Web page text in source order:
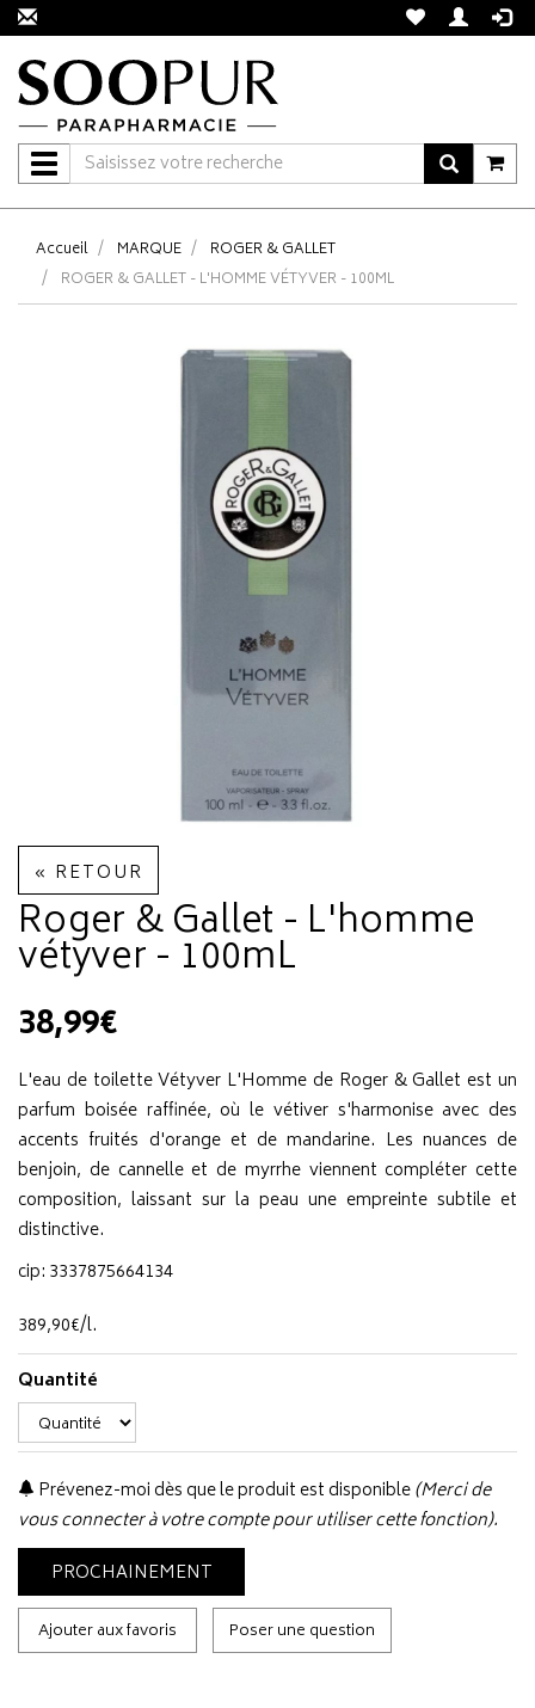
Navigation
Accueil MARQUE
ROGER & GALLET
ROGER & GALLET - L'HOMME VÉTYVER - 100ML
« RETOUR
Roger & Gallet - L'homme
vétyver - 100mL
38,99€
L'eau de toilette Vétyver L'Homme de Roger & Gallet est un
parfum boisée raffinée, où le vétiver s'harmonise avec des
accents fruités d'orange et de mandarine. Les nuances de
benjoin, de cannelle et de myrrhe viennent compléter cette
composition, laissant sur la peau une empreinte subtile et
distinctive.
cip: 3337875664134
389,90€/l.
Quantité
Prévenez-moi dès que le produit est disponible(Merci de
vous connecter à votre compte pour utiliser cette fonction).
PROCHAINEMENT
Ajouter aux favoris Poser une question